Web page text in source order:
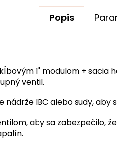
Popis
1" modulom +
ventil.
IBC alebo sudy, aby
aby sa zabezpečilo,